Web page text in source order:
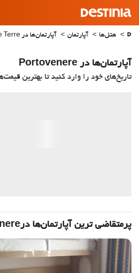
هتل‌ها آپارتمان آپارتمان‌ها در Cinque Terre
آپارتمان‌ها در Portovenere
تاریخ‌های خود را وارد کنید تا بهترین
پرمتقاضی ترین آپارتمان‌‌ها درPortovenere